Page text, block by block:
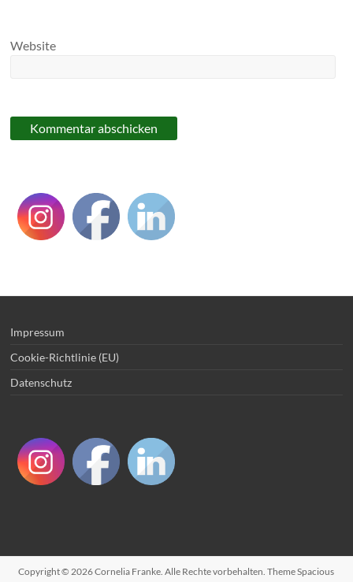
Website
Impressum
Cookie-Richtlinie (EU)
Datenschutz
Copyright © 2026Cornelia Franke . Alle Rechte vorbehalten. ThemeSpacious